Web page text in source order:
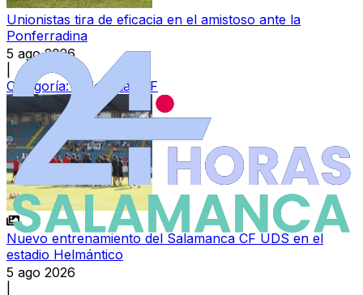
Unionistas tira de eficacia en el amistoso ante la
Ponferradina
5 ago 2026
Categoría: Unionistas CF
Nuevo entrenamiento del Salamanca CF UDS en el
estadio Helmántico
5 ago 2026